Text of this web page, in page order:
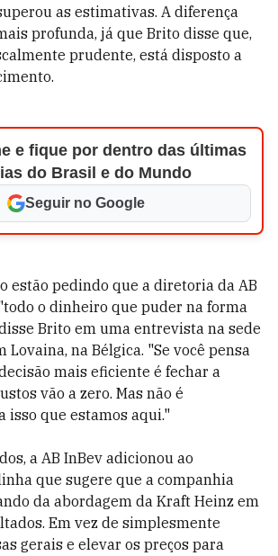
as estimativas. A diferença
profunda, já que Brito disse que,
prudente, está disposto a
e fique por dentro das últimas
do Brasil e do Mundo
Seguir no Google
estão pedindo que a diretoria da AB
o dinheiro que puder na forma
Brito em uma entrevista na sede
Lovaina, na Bélgica. "Se você pensa
mais eficiente é fechar a
vão a zero. Mas não é
isso que estamos aqui."
a AB InBev adicionou ao
que sugere que a companhia
da abordagem da Kraft Heinz em
Em vez de simplesmente
gerais e elevar os preços para